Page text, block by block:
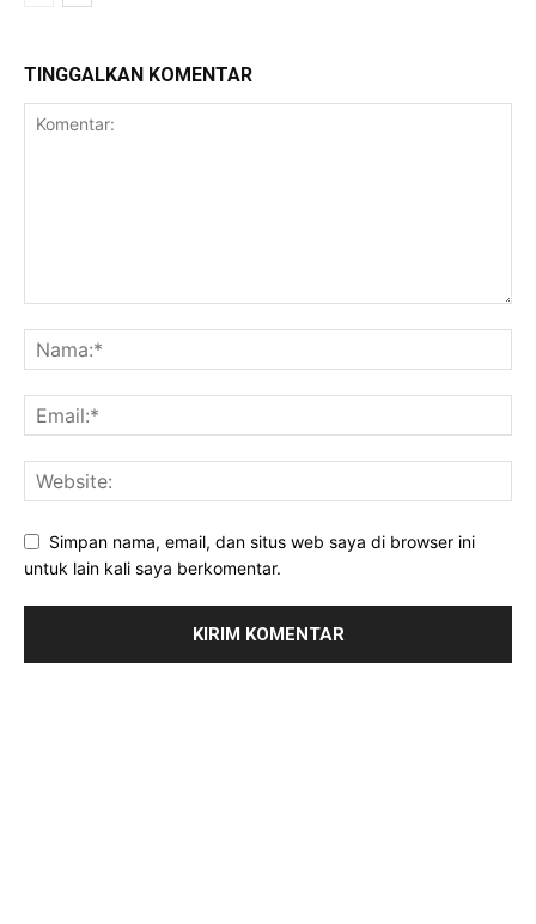
TINGGALKAN KOMENTAR
Simpan nama, email, dan situs web saya di browser ini
untuk lain kali saya berkomentar.